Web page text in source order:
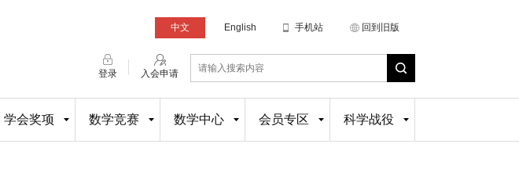
中文 English 手机站 回到旧版
登录 入会申请
学会奖项 数学竞赛 数学中心 会员专区 科学战役